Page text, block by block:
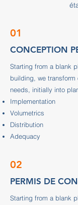
01
CONCEPTION
Starting from a blank
building, we
needs, initially into
Implementation
Volumetrics
Distribution
Adequacy
02
PERMIS DE
Starting from a blank